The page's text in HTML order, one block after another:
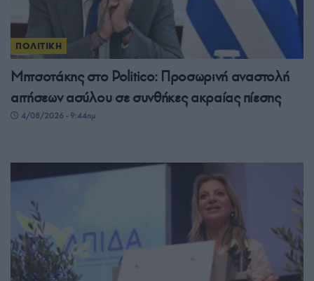
ΠΟΛΙΤΙΚΗ
Μητσοτάκης στο Politico: Προσωρινή αναστολή
αιτήσεων ασύλου σε συνθήκες ακραίας πίεσης
4/08/2026 - 9:44πμ